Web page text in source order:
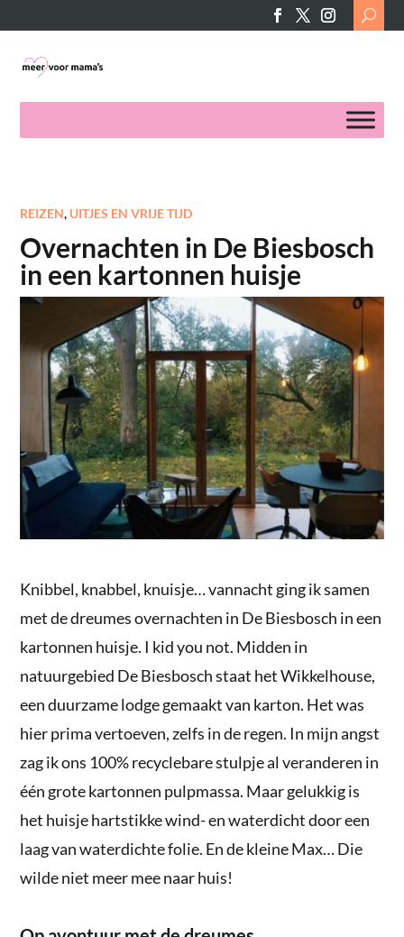
Search
for:
REIZEN, UITJES EN VRIJE TIJD
Overnachten in De Biesbosch
in een kartonnen huisje
Knibbel, knabbel, knuisje… vannacht ging ik samen
met de dreumes overnachten in De Biesbosch in een
kartonnen huisje. I kid you not. Midden in
natuurgebied De Biesbosch staat het Wikkelhouse,
een duurzame lodge gemaakt van karton. Het was
hier prima vertoeven, zelfs in de regen. In mijn angst
zag ik ons 100% recyclebare stulpje al veranderen in
één grote kartonnen pulpmassa. Maar gelukkig is
het huisje hartstikke wind- en waterdicht door een
laag van waterdichte folie. En de kleine Max… Die
wilde niet meer mee naar huis!